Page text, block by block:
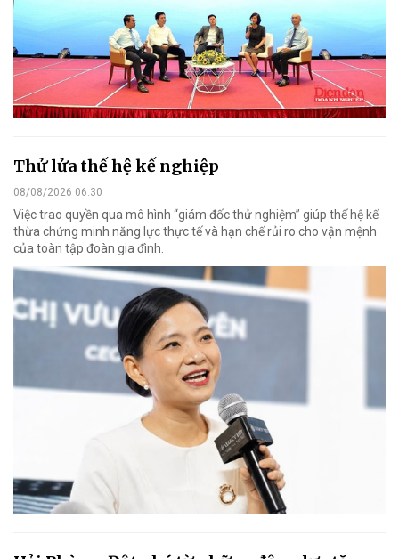
Thử lửa thế hệ kế nghiệp
08/08/2026 06:30
Việc trao quyền qua mô hình “giám đốc thử nghiệm” giúp thế hệ kế
thừa chứng minh năng lực thực tế và hạn chế rủi ro cho vận mệnh
của toàn tập đoàn gia đình.